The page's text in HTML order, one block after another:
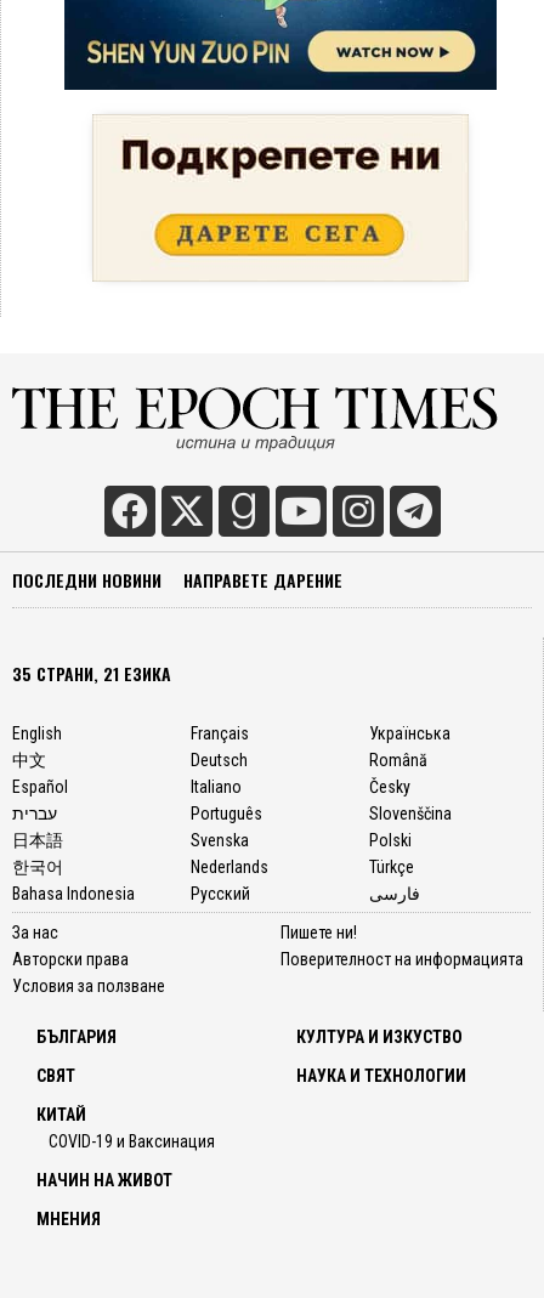
ПОСЛЕДНИ НОВИНИ НАПРАВЕТЕ ДАРЕНИЕ
35 СТРАНИ, 21 ЕЗИКА
English
中文
Español
עברית
日本語
한국어
Bahasa Indonesia
Français
Deutsch
Italiano
Português
Svenska
Nederlands
Русский
Українська
Română
Česky
Slovenščina
Polski
Türkçe
فارسی
За нас
Авторски права
Условия за ползване
Пишете ни!
Поверителност на информацията
БЪЛГАРИЯ
СВЯТ
КИТАЙ
COVID-19 и Ваксинация
КУЛТУРА И ИЗКУСТВО
НАУКА И ТЕХНОЛОГИИ
НАЧИН НА ЖИВОТ
МНЕНИЯ